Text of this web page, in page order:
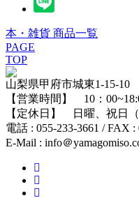
本・雑貨 商品一覧
PAGE
TOP
山梨県甲府市城東1-15-10
【営業時間】 10：
【定休日】 日曜、祝日
電話 : 055-233-3661 / FAX :
E-Mail : info＠